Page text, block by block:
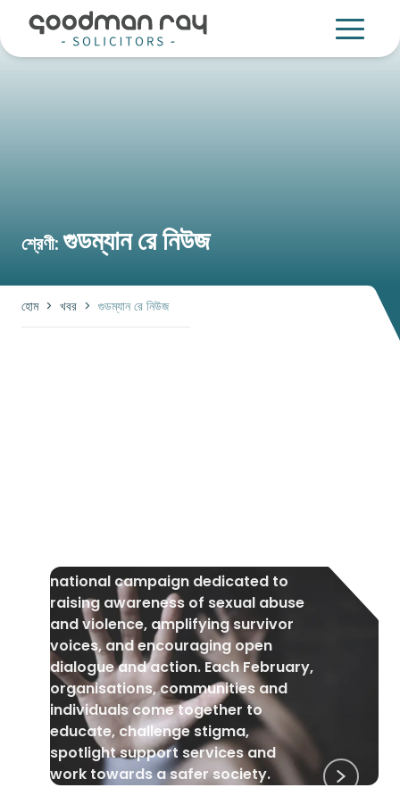
শ্রেণী:গুডম্যান রে নিউজ
হোম> খবর > গুডম্যান রে নিউজ
national campaign dedicated to
raising awareness of sexual abuse
and violence, amplifying survivor
voices, and encouraging open
dialogue and action. Each February,
organisations, communities and
individuals come together to
educate, challenge stigma,
spotlight support services and
work towards a safer society.